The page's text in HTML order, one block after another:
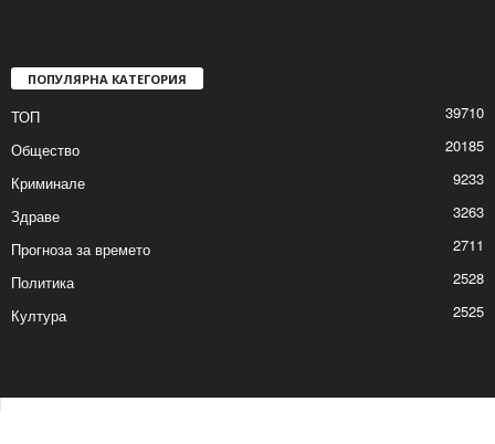
ПОПУЛЯРНА КАТЕГОРИЯ
ТОП
39710
Общество
20185
Криминале
9233
Здраве
3263
Прогноза за времето
2711
Политика
2528
Култура
2525